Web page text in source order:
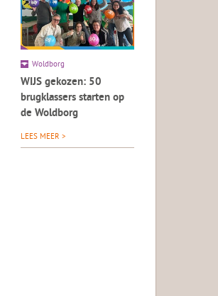
Woldborg
WIJS gekozen: 50
brugklassers starten op
de Woldborg
LEES MEER >